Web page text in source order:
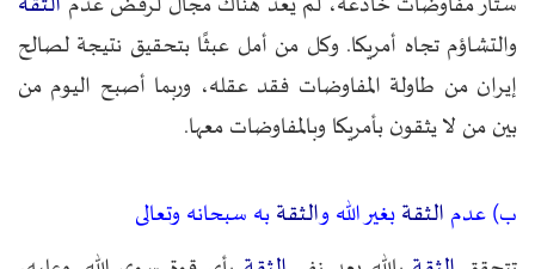
والتشاؤم تجاه أمريكا. وكل من أمل عبثًا بتحقيق نتيجة لصالح
إيران من طاولة المفاوضات فقد عقله، وربما أصبح اليوم من
بين من لا يثقون بأمريكا وبالمفاوضات معها.
ب) عدم الثقةبغير الله والثقةبه سبحانه وتعالى